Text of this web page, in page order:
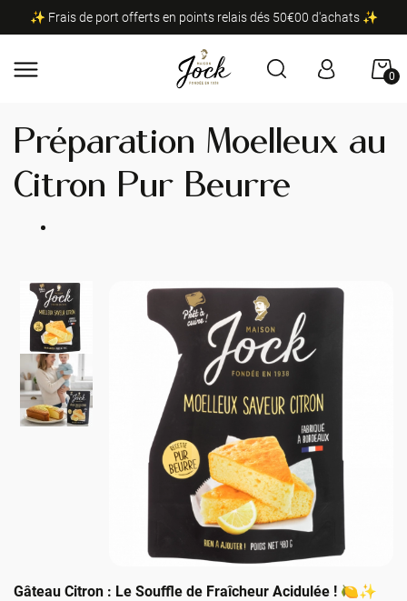
✨ Frais de port offerts en points relais dés 50€00 d'achats ✨
0
Préparation Moelleux au
Citron Pur Beurre
Gâteau Citron : Le Souffle de Fraîcheur Acidulée ! 🍋✨